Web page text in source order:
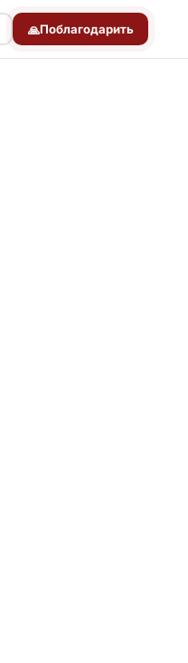
🙏Поблагодарить